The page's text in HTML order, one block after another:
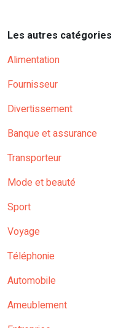
Les autres catégories
Alimentation
Fournisseur
Divertissement
Banque et assurance
Transporteur
Mode et beauté
Sport
Voyage
Téléphonie
Automobile
Ameublement